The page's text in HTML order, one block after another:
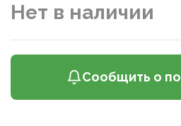
Нет в наличии
Сообщить о